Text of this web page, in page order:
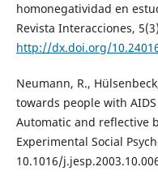
homonegatividad en
Revista Interacciones,
http://dx.doi.org/
Neumann, R.,
towards people with
Automatic and reflective
Experimental Social
10.1016/